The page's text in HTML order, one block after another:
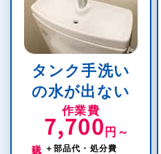
タンク手洗い
の水が出ない
作業費
7,700 円～
＋部品代・処分費